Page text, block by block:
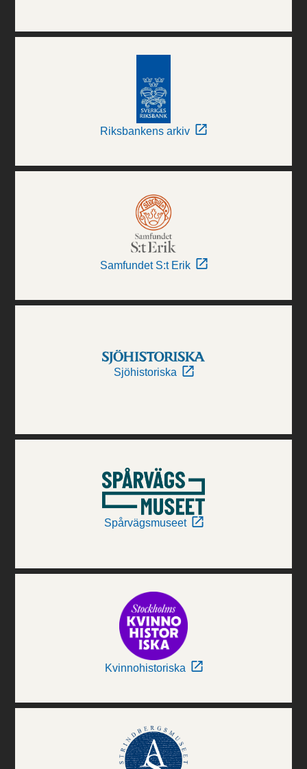
Riksbankens arkiv
Samfundet S:t Erik
Sjöhistoriska
Spårvägsmuseet
Kvinnohistoriska